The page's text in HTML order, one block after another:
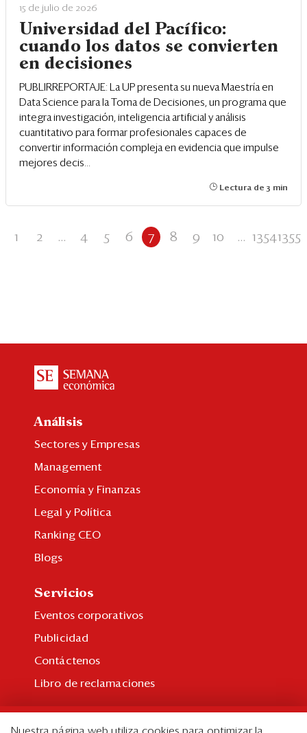
15 de julio de 2026
Universidad del Pacífico:
cuando los datos se convierten
en decisiones
PUBLIRREPORTAJE: La UP presenta su nueva Maestría en
Data Science para la Toma de Decisiones, un programa que
integra investigación, inteligencia artificial y análisis
cuantitativo para formar profesionales capaces de
convertir información compleja en evidencia que impulse
mejores decis...
Lectura de 3 min
1 2 ... 4 5 6 7 8 9 10 ... 13541355
Análisis
Sectores y Empresas
Management
Economía y Finanzas
Legal y Política
Ranking CEO
Blogs
Servicios
Eventos corporativos
Publicidad
Contáctenos
Libro de reclamaciones